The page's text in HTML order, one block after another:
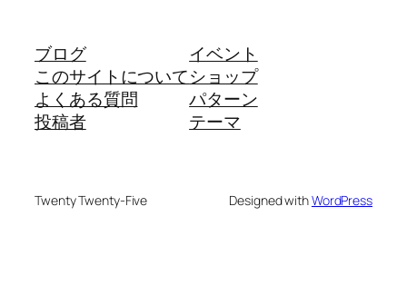
ブログ
このサイトについて
よくある質問
投稿者
イベント
ショップ
パターン
テーマ
Twenty Twenty-Five Designed withWordPress